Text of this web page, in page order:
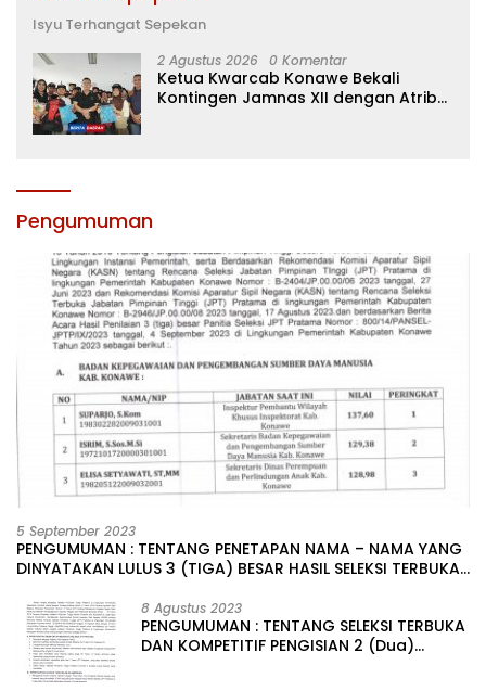
Isyu Terhangat Sepekan
2 Agustus 2026 0 Komentar
Ketua Kwarcab Konawe Bekali
Kontingen Jamnas XII dengan Atribut
Pengumuman
5 September 2023
PENGUMUMAN : TENTANG PENETAPAN NAMA – NAMA YANG
DINYATAKAN LULUS 3 (TIGA) BESAR HASIL SELEKSI TERBUKA
LINGKUNGAN PEMERINTAH DAERAH KABUPATEN KONAWE
8 Agustus 2023
PENGUMUMAN : TENTANG SELEKSI TERBUKA
DAN KOMPETITIF PENGISIAN 2 (Dua)